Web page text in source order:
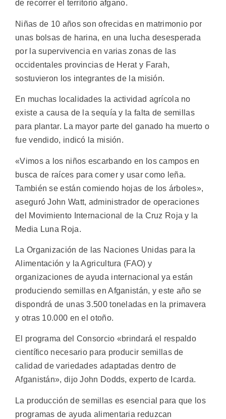
de recorrer el territorio afgano.
Niñas de 10 años son ofrecidas en matrimonio por
unas bolsas de harina, en una lucha desesperada
por la supervivencia en varias zonas de las
occidentales provincias de Herat y Farah,
sostuvieron los integrantes de la misión.
En muchas localidades la actividad agrícola no
existe a causa de la sequía y la falta de semillas
para plantar. La mayor parte del ganado ha muerto o
fue vendido, indicó la misión.
«Vimos a los niños escarbando en los campos en
busca de raíces para comer y usar como leña.
También se están comiendo hojas de los árboles»,
aseguró John Watt, administrador de operaciones
del Movimiento Internacional de la Cruz Roja y la
Media Luna Roja.
La Organización de las Naciones Unidas para la
Alimentación y la Agricultura (FAO) y
organizaciones de ayuda internacional ya están
produciendo semillas en Afganistán, y este año se
dispondrá de unas 3.500 toneladas en la primavera
y otras 10.000 en el otoño.
El programa del Consorcio «brindará el respaldo
científico necesario para producir semillas de
calidad de variedades adaptadas dentro de
Afganistán», dijo John Dodds, experto de Icarda.
La producción de semillas es esencial para que los
programas de ayuda alimentaria reduzcan